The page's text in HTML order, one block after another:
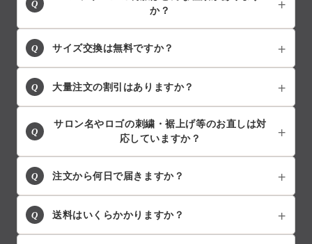
Q
か？
Q サイズ交換は無料ですか？
Q 大量注文の割引はありますか？
Q
サロン名やロゴの刺繍・裾上げ等のお直しは対
応していますか？
Q 注文から何日で届きますか？
Q 送料はいくらかかりますか？